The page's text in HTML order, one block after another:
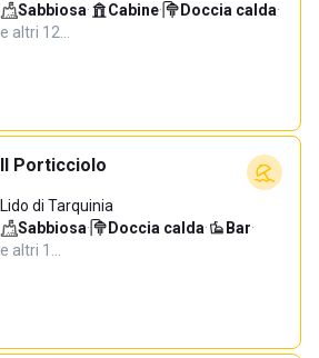
Sabbiosa· Cabine· Doccia calda·
e altri 12…
Il Porticciolo
Lido di Tarquinia
Sabbiosa· Doccia calda· Bar·
e altri 1…